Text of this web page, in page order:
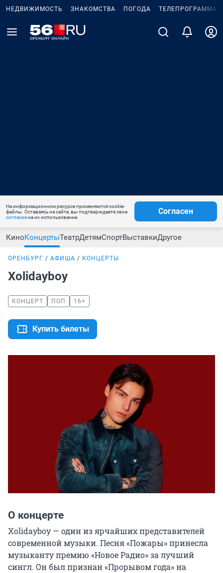
НЕДВИЖИМОСТЬ ЗНАКОМСТВА ПОГОДА ТЕЛЕПРОГРАММА
На информационном ресурсе применяются cookie-
файлы. Оставаясь на сайте, вы подтверждаете свое
согласиена их использование.
Согласен
КиноКонцертыТеатрДетямСпортВыставкиДругое
ОРЕНБУРГ АФИША КОНЦЕРТЫ
Xolidayboy
КОНЦЕРТ ПОП 16+
Купить билеты
О концерте
Xolidayboy — один из ярчайших представителей
современной музыки. Песня «Пожары» принесла
музыканту премию «Новое Радио» за лучший
сингл. Он был признан «Прорывом года» на